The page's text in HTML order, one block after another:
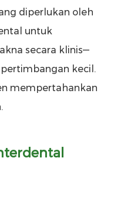
diperlukan oleh
untuk
secara klinis—
kecil.
mempertahankan